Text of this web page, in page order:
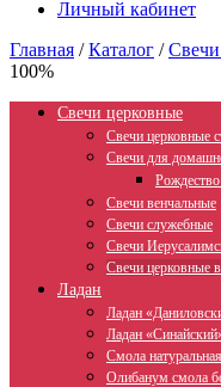
Личный кабинет
Главная /Каталог /
100%
Свечи церковные
Свечи церковные
Свечи для
Свечи венчальные
Свечи служебные
Свечи
Свечи церковные
Ладан
Ладан
Ладан
Смола
Олибанум смола